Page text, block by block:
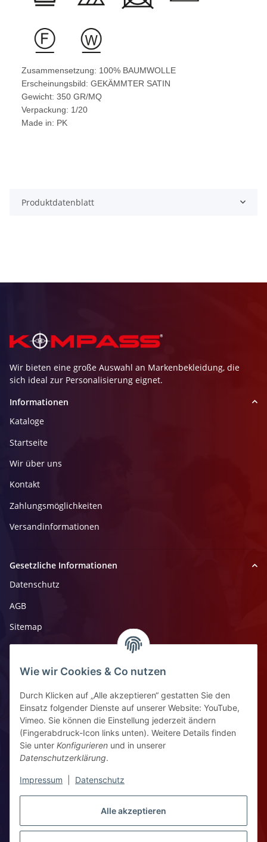
Alle akzeptieren
Wie wir Cookies & Co nutzen
Durch Klicken auf „Alle akzeptieren“ gestatten Sie den
Einsatz folgender Dienste auf unserer Website: YouTube,
Vimeo. Sie können die Einstellung jederzeit ändern
(Fingerabdruck-Icon links unten). Weitere Details finden
Sie unter Konfigurieren und in unserer
Datenschutzerklärung.
Impressum Datenschutz
Zusammensetzung: 100% BAUMWOLLE
Erscheinungsbild: GEKÄMMTER SATIN
Gewicht: 350 GR/MQ
Verpackung: 1/20
Made in: PK
Produktdatenblatt
Wir bieten eine große Auswahl an Markenbekleidung, die
sich ideal zur Personalisierung eignet.
Informationen
Kataloge
Startseite
Wir über uns
Kontakt
Zahlungsmöglichkeiten
Versandinformationen
Gesetzliche Informationen
Datenschutz
AGB
Sitemap
Impressum
Widerrufsrecht
Kontaktinformationen
Ziegelhüttenstr 30, 64832 Babenhausen
+49 6073 7250531
Vertrag widerrufen